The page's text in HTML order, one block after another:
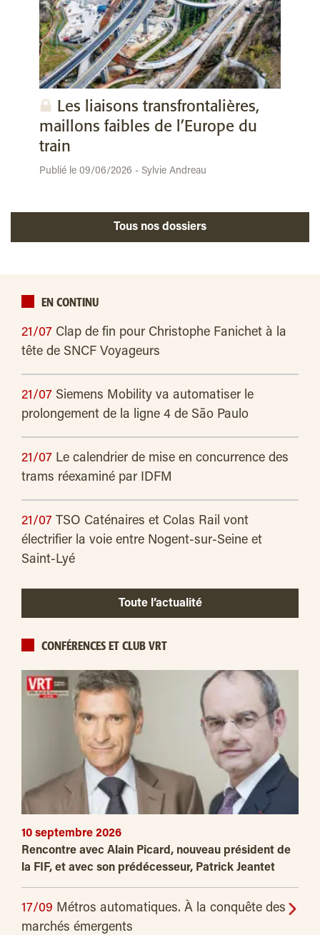
Les liaisons transfrontalières,
maillons faibles de l’Europe du
train
Publié le 09/06/2026 - Sylvie Andreau
Tous nos dossiers
EN CONTINU
21/07 Clap de fin pour Christophe Fanichet à la
tête de SNCF Voyageurs
21/07 Siemens Mobility va automatiser le
prolongement de la ligne 4 de São Paulo
21/07 Le calendrier de mise en concurrence des
trams réexaminé par IDFM
21/07 TSO Caténaires et Colas Rail vont
électrifier la voie entre Nogent-sur-Seine et
Saint-Lyé
Toute l’actualité
CONFÉRENCES ET CLUB VRT
10 septembre 2026
Rencontre avec Alain Picard, nouveau président de
la FIF, et avec son prédécesseur, Patrick Jeantet
17/09 Métros automatiques. À la conquête des
marchés émergents